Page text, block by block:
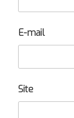
E-mail
Site